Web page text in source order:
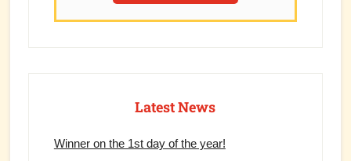
Latest News
Winner on the 1st day of the year!